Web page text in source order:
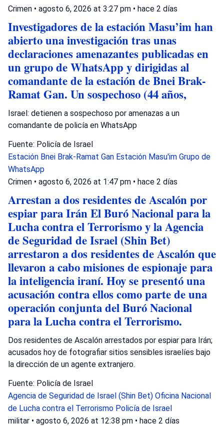
Crimen • agosto 6, 2026 at 3:27 pm • hace 2 días
Investigadores de la estación Masu’im han
abierto una investigación tras unas
declaraciones amenazantes publicadas en
un grupo de WhatsApp y dirigidas al
comandante de la estación de Bnei Brak-
Ramat Gan. Un sospechoso (44 años,
Israel: detienen a sospechoso por amenazas a un
comandante de policía en WhatsApp
Fuente: Policía de Israel
Estación Bnei Brak-Ramat Gan Estación Masu'im Grupo de
WhatsApp
Crimen • agosto 6, 2026 at 1:47 pm • hace 2 días
Arrestan a dos residentes de Ascalón por
espiar para Irán El Buró Nacional para la
Lucha contra el Terrorismo y la Agencia
de Seguridad de Israel (Shin Bet)
arrestaron a dos residentes de Ascalón que
llevaron a cabo misiones de espionaje para
la inteligencia iraní. Hoy se presentó una
acusación contra ellos como parte de una
operación conjunta del Buró Nacional
para la Lucha contra el Terrorismo.
Dos residentes de Ascalón arrestados por espiar para Irán;
acusados hoy de fotografiar sitios sensibles israelíes bajo
la dirección de un agente extranjero.
Fuente: Policía de Israel
Agencia de Seguridad de Israel (Shin Bet) Oficina Nacional
de Lucha contra el Terrorismo Policía de Israel
militar • agosto 6, 2026 at 12:38 pm • hace 2 días